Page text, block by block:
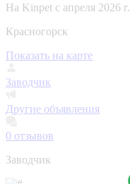
На Kinpet c апреля 2026 г.
Красногорск
Показать на карте
Заводчик
Другие объявления
0 отзывов
Заводчик